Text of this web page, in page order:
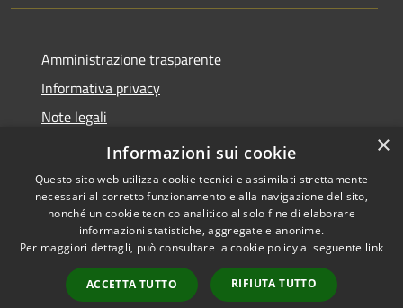
Amministrazione trasparente
Informativa privacy
Note legali
Dichiarazione di accessibilità
Accessibilità
Copyright © 2026 • Città di
Seveso • Powered by
Municipium•
Accesso
redazione
×
Informazioni sui cookie
Questo sito web utilizza cookie tecnici e assimilati strettamente
necessari al corretto funzionamento e alla navigazione del sito,
nonché un cookie tecnico analitico al solo fine di elaborare
informazioni statistiche, aggregate e anonime.
Per maggiori dettagli, può consultare la cookie policy al seguente link
ACCETTA TUTTO RIFIUTA TUTTO